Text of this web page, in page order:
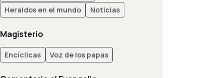
Heraldos en el mundo
Noticias
Magisterio
Encíclicas Voz de los papas